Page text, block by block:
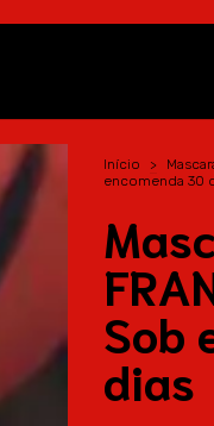
Início >
encomenda 30
Sob
dias